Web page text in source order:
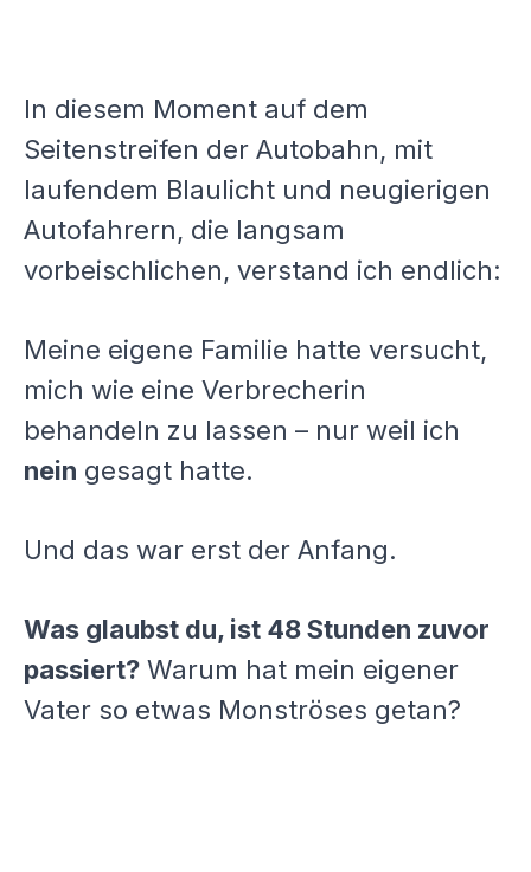
In diesem Moment auf dem
Seitenstreifen der Autobahn, mit
laufendem Blaulicht und neugierigen
Autofahrern, die langsam
vorbeischlichen, verstand ich endlich:
Meine eigene Familie hatte versucht,
mich wie eine Verbrecherin
behandeln zu lassen – nur weil ich
nein gesagt hatte.
Und das war erst der Anfang.
Was glaubst du, ist 48 Stunden zuvor
passiert? Warum hat mein eigener
Vater so etwas Monströses getan?